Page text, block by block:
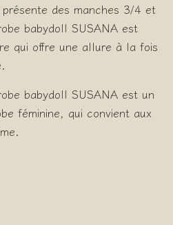
des manches 3/4 et
babydoll SUSANA est
qui offre une allure à la fois
babydoll SUSANA est un
féminine, qui convient aux